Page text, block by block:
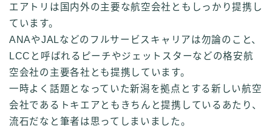
エアトリは国内外の主要な航空会社ともしっかり提携し
ています。
ANAやJALなどのフルサービスキャリアは勿論のこと、
LCCと呼ばれるピーチやジェットスターなどの格安航
空会社の主要各社とも提携しています。
一時よく話題となっていた新潟を拠点とする新しい航空
会社であるトキエアともきちんと提携しているあたり、
流石だなと筆者は思ってしまいました。